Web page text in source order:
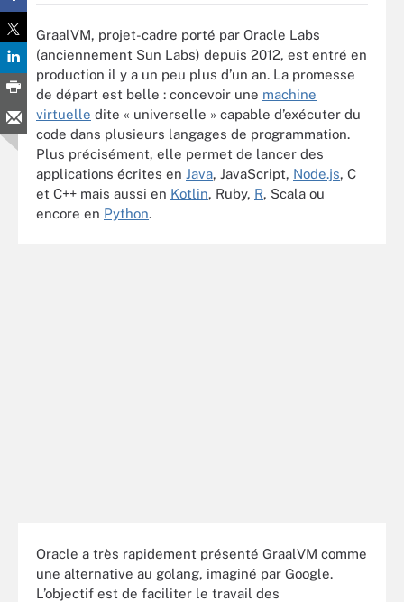
GraalVM, projet-cadre porté par Oracle Labs
(anciennement Sun Labs) depuis 2012, est entré en
production il y a un peu plus d’un an. La promesse
de départ est belle : concevoir une machine
virtuelle dite « universelle » capable d’exécuter du
code dans plusieurs langages de programmation.
Plus précisément, elle permet de lancer des
applications écrites en Java, JavaScript, Node.js, C
et C++ mais aussi en Kotlin, Ruby, R, Scala ou
encore en Python.
Oracle a très rapidement présenté GraalVM comme
une alternative au golang, imaginé par Google.
L’objectif est de faciliter le travail des